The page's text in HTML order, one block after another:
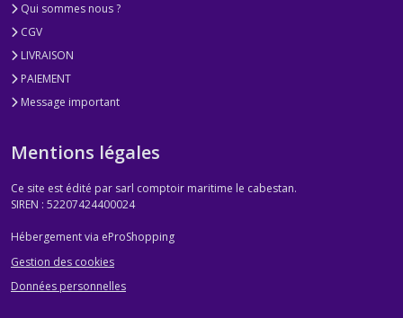
Qui sommes nous ?
CGV
LIVRAISON
PAIEMENT
Message important
Mentions légales
Ce site est édité par sarl comptoir maritime le cabestan.
SIREN : 52207424400024
Hébergement via eProShopping
Gestion des cookies
Données personnelles